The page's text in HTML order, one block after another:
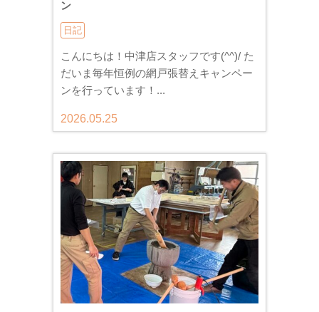
ン
日記
こんにちは！中津店スタッフです(^^)/ た
だいま毎年恒例の網戸張替えキャンペー
ンを行っています！...
2026.05.25